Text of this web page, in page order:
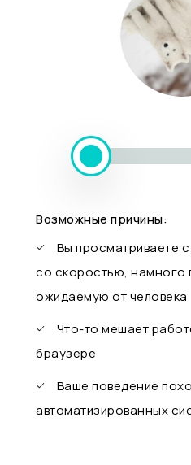
Возможные причины:
Вы просматриваете
со скоростью,
ожидаемую от человека
Что-то мешает
браузере
Ваше поведение
автоматизированных